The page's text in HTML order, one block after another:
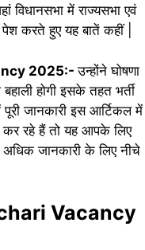
विधानसभा में राज्यसभा एवं
करते हुए यह बातें कहीं |
2025:-उन्होंने घोषणा
होगी इसके तहत भर्ती
जानकारी इस आर्टिकल में
कर रहे हैं तो यह आपके लिए
जानकारी के लिए नीचे
Vacancy